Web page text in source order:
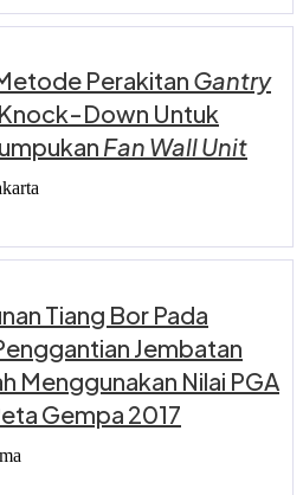
Perakitan Gantry
Down Untuk
Fan Wall Unit
Tiang Bor Pada
Jembatan
Menggunakan Nilai PGA
Gempa 2017